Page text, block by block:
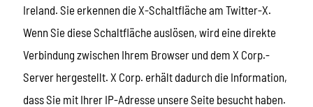
Ireland. Sie erkennen die X-Schaltfläche am Twitter-X.
Wenn Sie diese Schaltfläche auslösen, wird eine direkte
Verbindung zwischen Ihrem Browser und dem X Corp.-
Server hergestellt. X Corp. erhält dadurch die Information,
dass Sie mit Ihrer IP-Adresse unsere Seite besucht haben.